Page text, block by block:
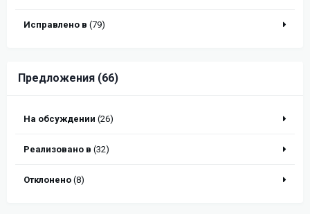
Исправлено в (79)
Предложения (66)
На обсуждении (26)
Реализовано в (32)
Отклонено (8)